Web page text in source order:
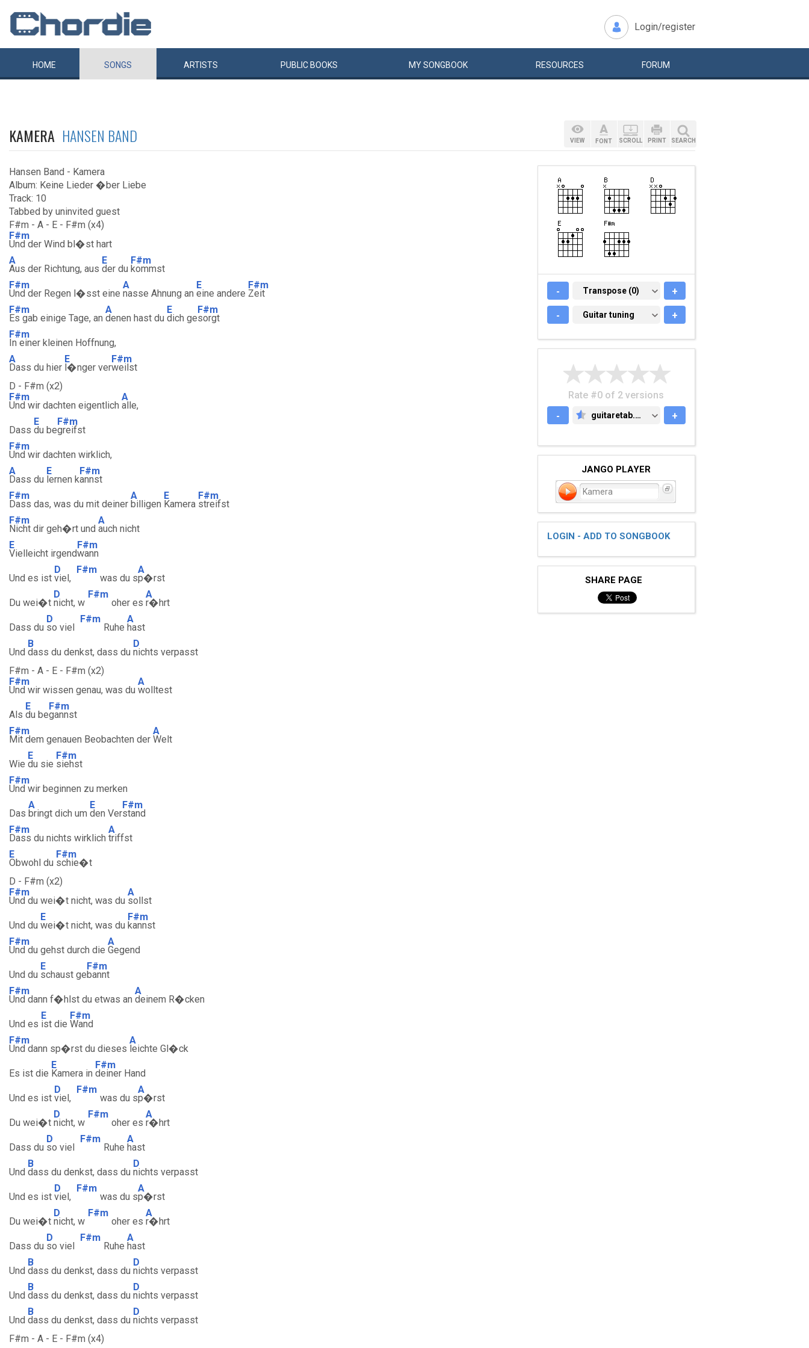
Login/register
HOME SONGS ARTISTS PUBLIC BOOKS MYSONGBOOK RESOURCES FORUM
KAMERA HANSEN BAND
Hansen Band - Kamera
Album: Keine Lieder �ber Liebe
Track: 10
Tabbed by uninvited guest
F#m - A - E - F#m (x4)
F#m
Und der Wind bl�st hart
A
Aus der Richtung, aus
E
der du
F#m
kommst
F#m
Und der Regen l�sst eine
A
nasse Ahnung an
E
eine andere
F#m
Zeit
F#m
Es gab einige Tage, an
A
denen hast du
E
dich ge
F#m
sorgt
F#m
In einer kleinen Hoffnung,
A
Dass du hier
E
l�nger ver
F#m
weilst
D - F#m (x2)
F#m
Und wir dachten eigentlich
A
alle,
Dass
E
du be
F#m
greifst
F#m
Und wir dachten wirklich,
A
Dass du
E
lernen k
F#m
annst
F#m
Dass das, was du mit deiner
A
billigen
E
Kamera
F#m
streifst
F#m
Nicht dir geh�rt und
A
auch nicht
E
Vielleicht irgend
F#m
wann
Und es ist
D
viel,
F#m
was du s
A
p�rst
Du wei�t
D
nicht, w
F#m
oher es
A
r�hrt
Dass du
D
so viel
F#m
Ruhe
A
hast
Und
B
dass du denkst, dass du
D
nichts verpasst
F#m - A - E - F#m (x2)
F#m
Und wir wissen genau, was du
A
wolltest
Als
E
du be
F#m
gannst
F#m
Mit dem genauen Beobachten der
A
Welt
Wie
E
du sie
F#m
siehst
F#m
Und wir beginnen zu merken
Das
A
bringt dich um
E
den Ver
F#m
stand
F#m
Dass du nichts wirklich
A
triffst
E
Obwohl du
F#m
schie�t
D - F#m (x2)
F#m
Und du wei�t nicht, was du
A
sollst
Und du
E
wei�t nicht, was du
F#m
kannst
F#m
Und du gehst durch die
A
Gegend
Und du
E
schaust ge
F#m
bannt
F#m
Und dann f�hlst du etwas an
A
deinem R�cken
Und es
E
ist die
F#m
Wand
F#m
Und dann sp�rst du dieses
A
leichte Gl�ck
Es ist die
E
Kamera in
F#m
deiner Hand
Und es ist
D
viel,
F#m
was du s
A
p�rst
Du wei�t
D
nicht, w
F#m
oher es
A
r�hrt
Dass du
D
so viel
F#m
Ruhe
A
hast
Und
B
dass du denkst, dass du
D
nichts verpasst
Und es ist
D
viel,
F#m
was du s
A
p�rst
Du wei�t
D
nicht, w
F#m
oher es
A
r�hrt
Dass du
D
so viel
F#m
Ruhe
A
hast
Und
B
dass du denkst, dass du
D
nichts verpasst
Und
B
dass du denkst, dass du
D
nichts verpasst
Und
B
dass du denkst, dass du
D
nichts verpasst
F#m - A - E - F#m (x4)
VIEW FONT SCROLL PRINT SEARCH
- TRANSPOSE (0)
Transpose (0) +
- GUITAR TUNING
Guitar tuning +
Rate #0 of 2 versions
-
GUITARETAB.COM
guitaretab.com +
JANGO PLAYER
Kamera
LOGIN - ADD TO SONGBOOK
SHARE PAGE